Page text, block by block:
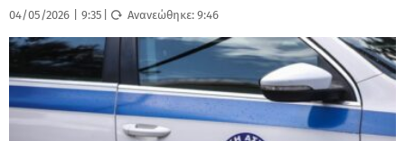
04/05/2026 9:35 Ανανεώθηκε:9:46